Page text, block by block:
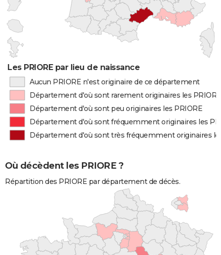
Les PRIORE par lieu de naissance
Aucun PRIORE n'est originaire de ce département
Département d'où sont rarement originaires les PRIORE
Département d'où sont peu originaires les PRIORE
Département d'où sont fréquemment originaires les
Département d'où sont très fréquemment originaires
Où décèdent les PRIORE ?
Répartition des PRIORE par département de décès.